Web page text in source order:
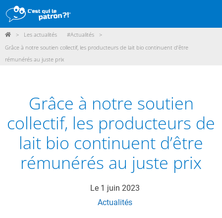
DÉMARCHE
PARTICIPER
ACTUALITÉS
> Les actualités #Actualités
>
Grâce à notre soutien collectif, les producteurs de lait bio continuent d’être
rémunérés au juste prix
Grâce à notre soutien
collectif, les producteurs de
lait bio continuent d’être
rémunérés au juste prix
Le 1 juin 2023
Actualités